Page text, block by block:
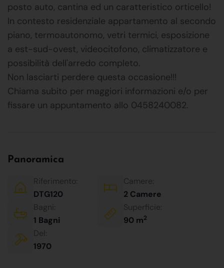
posto auto, cantina ed un caratteristico orticello!
In contesto residenziale appartamento al secondo
piano, termoautonomo, vetri termici, esposizione
a est-sud-ovest, videocitofono, climatizzatore e
possibilità dell'arredo completo.
Non lasciarti perdere questa occasione!!!
Chiama subito per maggiori informazioni e/o per
fissare un appuntamento allo 0458240082.
Panoramica
Riferimento:
DTG120
Camere:
2 Camere
Bagni:
1 Bagni
Superficie:
90 m2
Del:
1970